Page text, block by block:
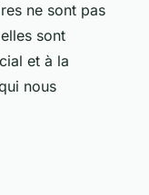
ne sont pas
sont
et à la
nous